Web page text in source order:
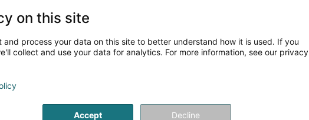
on this site
and process your data on this site to better understand how it is used. If you
collect and use your data for analytics. For more information, see our privacy
Accept Decline